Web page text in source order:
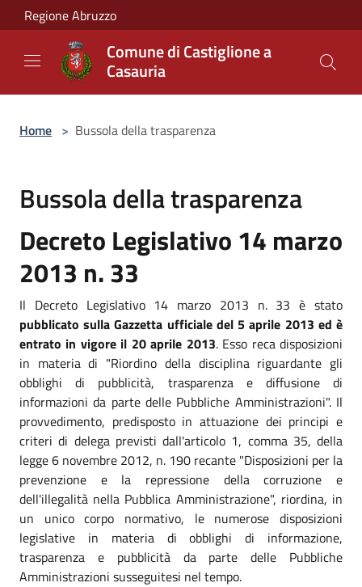
Salta al contenuto principale
Regione Abruzzo
Comune di Castiglione a
Casauria
Home > Bussola della trasparenza
Bussola della trasparenza
Decreto Legislativo 14 marzo
2013 n. 33
Il Decreto Legislativo 14 marzo 2013 n. 33 è stato
pubblicato sulla Gazzetta ufficiale del 5 aprile 2013 ed è
entrato in vigore il 20 aprile 2013. Esso reca disposizioni
in materia di "Riordino della disciplina riguardante gli
obblighi di pubblicità, trasparenza e diffusione di
informazioni da parte delle Pubbliche Amministrazioni". Il
provvedimento, predisposto in attuazione dei principi e
criteri di delega previsti dall'articolo 1, comma 35, della
legge 6 novembre 2012, n. 190 recante "Disposizioni per la
prevenzione e la repressione della corruzione e
dell'illegalità nella Pubblica Amministrazione", riordina, in
un unico corpo normativo, le numerose disposizioni
legislative in materia di obblighi di informazione,
trasparenza e pubblicità da parte delle Pubbliche
Amministrazioni susseguitesi nel tempo.